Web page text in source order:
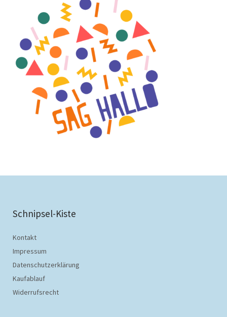
Schnipsel-Kiste
Kontakt
Impressum
Datenschutzerklärung
Kaufablauf
Widerrufsrecht